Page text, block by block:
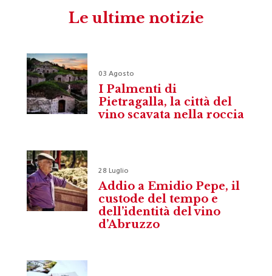
Le ultime notizie
03 Agosto
I Palmenti di
Pietragalla, la città del
vino scavata nella roccia
28 Luglio
Addio a Emidio Pepe, il
custode del tempo e
dell’identità del vino
d’Abruzzo